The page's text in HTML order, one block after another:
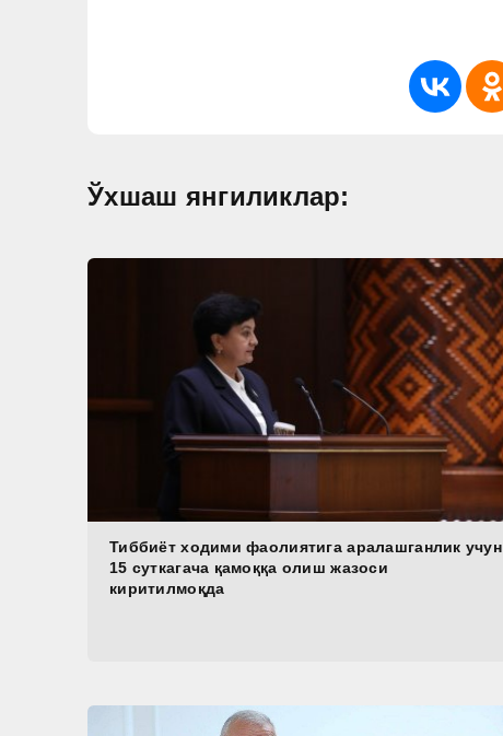
Ўхшаш янгиликлар:
Тиббиёт ходими фаолиятига аралашганлик учун
15 суткагача қамоққа олиш жазоси
киритилмоқда